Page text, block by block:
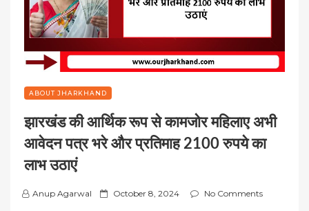
ABOUT JHARKHAND
झारखंड की आर्थिक रूप से कामजोर महिलाए अभी
आवेदन पत्र भरे और प्रतिमाह 2100 रुपये का
लाभ उठाएं
Anup Agarwal
P October 8, 2024 No Comments